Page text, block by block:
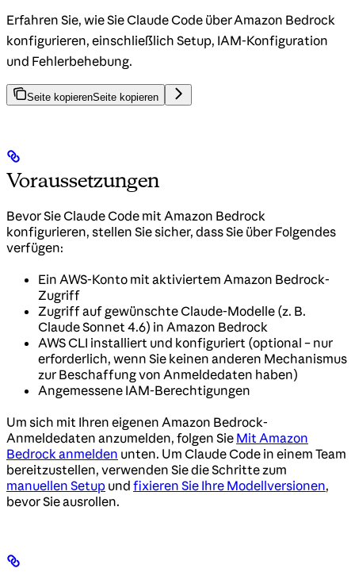
Erfahren Sie, wie Sie Claude Code über Amazon Bedrock
konfigurieren, einschließlich Setup, IAM-Konfiguration
und Fehlerbehebung.
Seite kopierenSeite kopieren
Voraussetzungen
Bevor Sie Claude Code mit Amazon Bedrock
konfigurieren, stellen Sie sicher, dass Sie über Folgendes
verfügen:
Ein AWS-Konto mit aktiviertem Amazon Bedrock-
Zugriff
Zugriff auf gewünschte Claude-Modelle (z. B.
Claude Sonnet 4.6) in Amazon Bedrock
AWS CLI installiert und konfiguriert (optional – nur
erforderlich, wenn Sie keinen anderen Mechanismus
zur Beschaffung von Anmeldedaten haben)
Angemessene IAM-Berechtigungen
Um sich mit Ihren eigenen Amazon Bedrock-
Anmeldedaten anzumelden, folgen Sie Mit Amazon
Bedrock anmelden unten. Um Claude Code in einem Team
bereitzustellen, verwenden Sie die Schritte zum
manuellen Setup und fixieren Sie Ihre Modellversionen,
bevor Sie ausrollen.